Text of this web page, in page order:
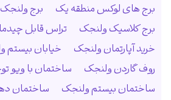
برج های لوکس منطقه یک
برج ولنجک ۲۰۲۰
برج کلاسیک ولنجک
تراس قابل
خرید آپارتمان ولنجک
خیابان بیستم
روف گاردن ولنجک
ساختمان با ویو
ساختمان بیستم ولنجک
ساختمان